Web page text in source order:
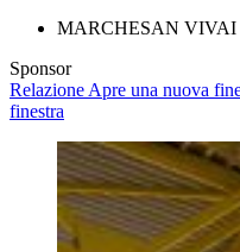
MARCHESAN
Sponsor
Relazione Apre una nuova
finestra